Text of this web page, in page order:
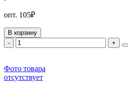
опт. 105₽
В корзину
-
+
Фото товара
отсутствует